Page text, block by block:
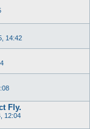
14:42
Fly.
12:04